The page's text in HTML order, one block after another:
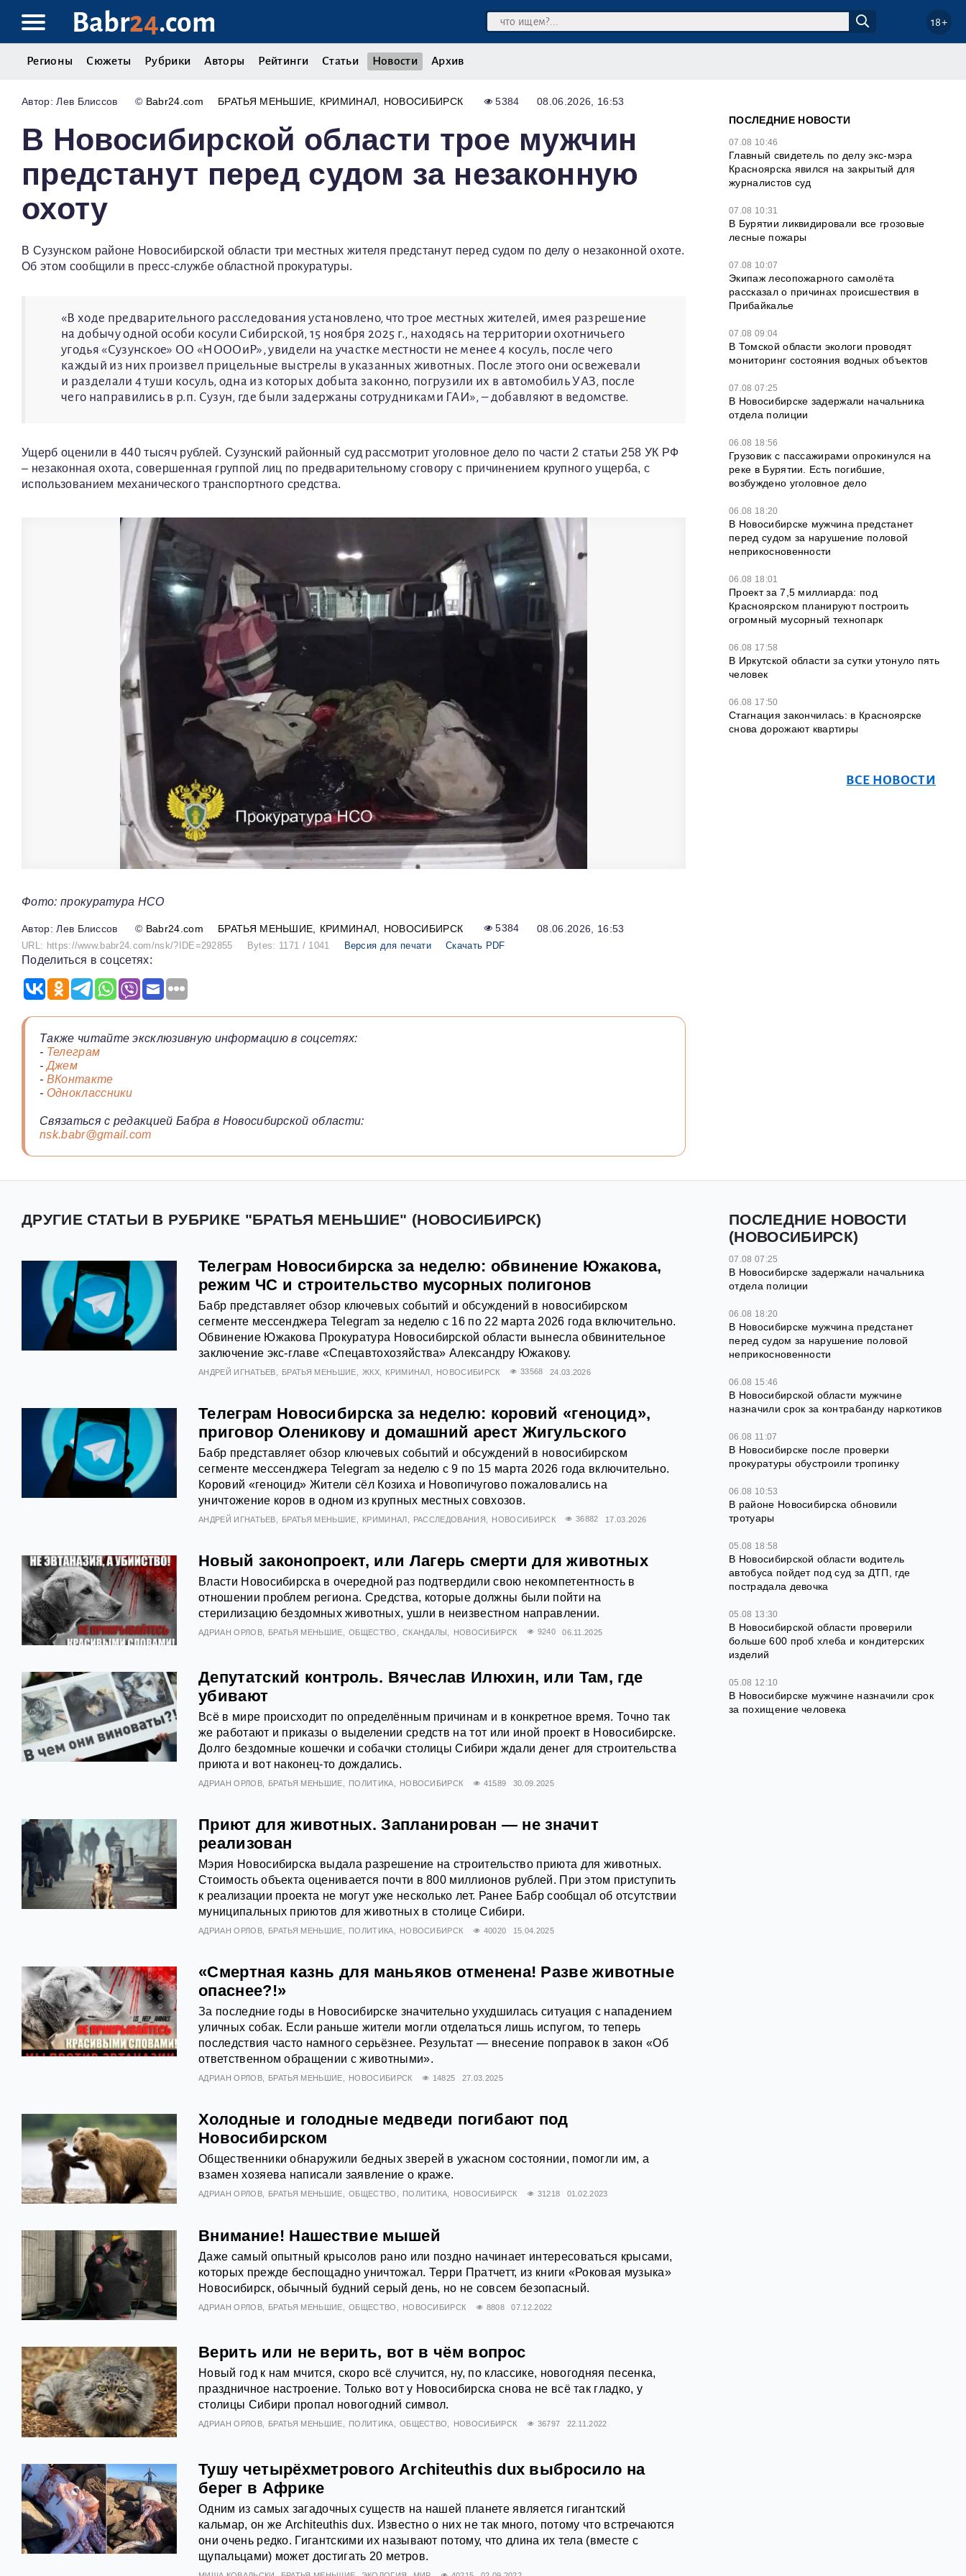
Babr24.com 18+
Регионы Сюжеты Рубрики Авторы Рейтинги Статьи Новости Архив
Лев Блиссов © Babr24.com БРАТЬЯ МЕНЬШИЕ КРИМИНАЛ НОВОСИБИРСК 5384 08.06.2026, 16:53
В Новосибирской области трое мужчин
предстанут перед судом за незаконную
охоту
В Сузунском районе Новосибирской области три местных жителя предстанут перед судом по делу о незаконной охоте.
Об этом сообщили в пресс-службе областной прокуратуры.
«В ходе предварительного расследования установлено, что трое местных жителей, имея разрешение
на добычу одной особи косули Сибирской, 15 ноября 2025 г., находясь на территории охотничьего
угодья «Сузунское» ОО «НОООиР», увидели на участке местности не менее 4 косуль, после чего
каждый из них произвел прицельные выстрелы в указанных животных. После этого они освежевали
и разделали 4 туши косуль, одна из которых добыта законно, погрузили их в автомобиль УАЗ, после
чего направились в р.п. Сузун, где были задержаны сотрудниками ГАИ», – добавляют в ведомстве.
Ущерб оценили в 440 тысяч рублей. Сузунский районный суд рассмотрит уголовное дело по части 2 статьи 258 УК РФ
– незаконная охота, совершенная группой лиц по предварительному сговору с причинением крупного ущерба, с
использованием механического транспортного средства.
Фото: прокуратура НСО
Лев Блиссов © Babr24.com БРАТЬЯ МЕНЬШИЕ КРИМИНАЛ НОВОСИБИРСК 5384 08.06.2026, 16:53
URL: https://www.babr24.com/nsk/?IDE=292855 Bytes: 1171 / 1041 Версия для печати Скачать PDF
Поделиться в соцсетях:
Также читайте эксклюзивную информацию в соцсетях:
- Телеграм
-Джем
- ВКонтакте
- Одноклассники
Связаться с редакцией Бабра в Новосибирской области:
nsk.babr@gmail.com
ПОСЛЕДНИЕ НОВОСТИ
07.08 10:46
Главный свидетель по делу экс-мэра
Красноярска явился на закрытый для
журналистов суд
07.08 10:31
В Бурятии ликвидировали все грозовые
лесные пожары
07.08 10:07
Экипаж лесопожарного самолёта
рассказал о причинах происшествия в
Прибайкалье
07.08 09:04
В Томской области экологи проводят
мониторинг состояния водных объектов
07.08 07:25
В Новосибирске задержали начальника
отдела полиции
06.08 18:56
Грузовик с пассажирами опрокинулся на
реке в Бурятии. Есть погибшие,
возбуждено уголовное дело
06.08 18:20
В Новосибирске мужчина предстанет
перед судом за нарушение половой
неприкосновенности
06.08 18:01
Проект за 7,5 миллиарда: под
Красноярском планируют построить
огромный мусорный технопарк
06.08 17:58
В Иркутской области за сутки утонуло пять
человек
06.08 17:50
Стагнация закончилась: в Красноярске
снова дорожают квартиры
ВСЕ НОВОСТИ
ДРУГИЕ СТАТЬИ В РУБРИКЕ "БРАТЬЯ МЕНЬШИЕ" (НОВОСИБИРСК)
Телеграм Новосибирска за неделю: обвинение Южакова,
режим ЧС и строительство мусорных полигонов
Бабр представляет обзор ключевых событий и обсуждений в новосибирском
сегменте мессенджера Telegram за неделю с 16 по 22 марта 2026 года включительно.
Обвинение Южакова Прокуратура Новосибирской области вынесла обвинительное
заключение экс-главе «Спецавтохозяйства» Александру Южакову.
АНДРЕЙ ИГНАТЬЕВ БРАТЬЯ МЕНЬШИЕ ЖКХ КРИМИНАЛ НОВОСИБИРСК 33568 24.03.2026
Телеграм Новосибирска за неделю: коровий «геноцид»,
приговор Оленикову и домашний арест Жигульского
Бабр представляет обзор ключевых событий и обсуждений в новосибирском
сегменте мессенджера Telegram за неделю с 9 по 15 марта 2026 года включительно.
Коровий «геноцид» Жители сёл Козиха и Новопичугово пожаловались на
уничтожение коров в одном из крупных местных совхозов.
АНДРЕЙ ИГНАТЬЕВ БРАТЬЯ МЕНЬШИЕ КРИМИНАЛ РАССЛЕДОВАНИЯ НОВОСИБИРСК 36882 17.03.2026
Новый законопроект, или Лагерь смерти для животных
Власти Новосибирска в очередной раз подтвердили свою некомпетентность в
отношении проблем региона. Средства, которые должны были пойти на
стерилизацию бездомных животных, ушли в неизвестном направлении.
АДРИАН ОРЛОВ БРАТЬЯ МЕНЬШИЕ ОБЩЕСТВО СКАНДАЛЫ НОВОСИБИРСК 9240 06.11.2025
Депутатский контроль. Вячеслав Илюхин, или Там, где
убивают
Всё в мире происходит по определённым причинам и в конкретное время. Точно так
же работают и приказы о выделении средств на тот или иной проект в Новосибирске.
Долго бездомные кошечки и собачки столицы Сибири ждали денег для строительства
приюта и вот наконец-то дождались.
АДРИАН ОРЛОВ БРАТЬЯ МЕНЬШИЕ ПОЛИТИКА НОВОСИБИРСК 41589 30.09.2025
Приют для животных. Запланирован — не значит
реализован
Мэрия Новосибирска выдала разрешение на строительство приюта для животных.
Стоимость объекта оценивается почти в 800 миллионов рублей. При этом приступить
к реализации проекта не могут уже несколько лет. Ранее Бабр сообщал об отсутствии
муниципальных приютов для животных в столице Сибири.
АДРИАН ОРЛОВ БРАТЬЯ МЕНЬШИЕ ПОЛИТИКА НОВОСИБИРСК 40020 15.04.2025
«Смертная казнь для маньяков отменена! Разве животные
опаснее?!»
За последние годы в Новосибирске значительно ухудшилась ситуация с нападением
уличных собак. Если раньше жители могли отделаться лишь испугом, то теперь
последствия часто намного серьёзнее. Результат — внесение поправок в закон «Об
ответственном обращении с животными».
АДРИАН ОРЛОВ БРАТЬЯ МЕНЬШИЕ НОВОСИБИРСК 14825 27.03.2025
Холодные и голодные медведи погибают под
Новосибирском
Общественники обнаружили бедных зверей в ужасном состоянии, помогли им, а
взамен хозяева написали заявление о краже.
АДРИАН ОРЛОВ БРАТЬЯ МЕНЬШИЕ ОБЩЕСТВО ПОЛИТИКА НОВОСИБИРСК 31218 01.02.2023
Внимание! Нашествие мышей
Даже самый опытный крысолов рано или поздно начинает интересоваться крысами,
которых прежде беспощадно уничтожал. Терри Пратчетт, из книги «Роковая музыка»
Новосибирск, обычный будний серый день, но не совсем безопасный.
АДРИАН ОРЛОВ БРАТЬЯ МЕНЬШИЕ ОБЩЕСТВО НОВОСИБИРСК 8808 07.12.2022
Верить или не верить, вот в чём вопрос
Новый год к нам мчится, скоро всё случится, ну, по классике, новогодняя песенка,
праздничное настроение. Только вот у Новосибирска снова не всё так гладко, у
столицы Сибири пропал новогодний символ.
АДРИАН ОРЛОВ БРАТЬЯ МЕНЬШИЕ ПОЛИТИКА ОБЩЕСТВО НОВОСИБИРСК 36797 22.11.2022
Тушу четырёхметрового Architeuthis dux выбросило на
берег в Африке
Одним из самых загадочных существ на нашей планете является гигантский
кальмар, он же Architeuthis dux. Известно о них не так много, потому что встречаются
они очень редко. Гигантскими их называют потому, что длина их тела (вместе с
щупальцами) может достигать 20 метров.
ПОСЛЕДНИЕ НОВОСТИ
(НОВОСИБИРСК)
07.08 07:25
В Новосибирске задержали начальника
отдела полиции
06.08 18:20
В Новосибирске мужчина предстанет
перед судом за нарушение половой
неприкосновенности
06.08 15:46
В Новосибирской области мужчине
назначили срок за контрабанду наркотиков
06.08 11:07
В Новосибирске после проверки
прокуратуры обустроили тропинку
06.08 10:53
В районе Новосибирска обновили
тротуары
05.08 18:58
В Новосибирской области водитель
автобуса пойдет под суд за ДТП, где
пострадала девочка
05.08 13:30
В Новосибирской области проверили
больше 600 проб хлеба и кондитерских
изделий
05.08 12:10
В Новосибирске мужчине назначили срок
за похищение человека